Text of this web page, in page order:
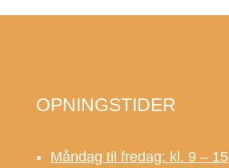
OPNINGSTIDER
Måndag til fredag: kl. 9 – 15